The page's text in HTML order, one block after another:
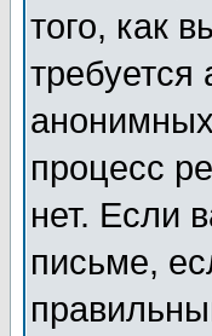
того, как
процесс
нет. Если
письме,